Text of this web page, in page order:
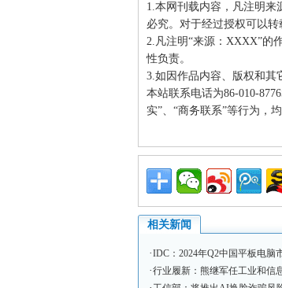
1.本网刊载内容，凡注明来
必究。对于经过授权可以
2.凡注明“来源：XXXX”的
性负责。
3.如因作品内容、版权和其
本站联系电话为86-010-
实”、“商务联系”等行为，
相关新闻
·IDC：2024年Q2中国平板电脑
·行业履新：熊继军任工业和信